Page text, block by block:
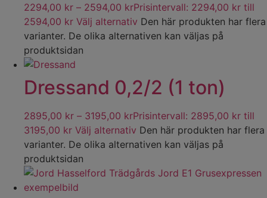
2294,00 kr – 2594,00 krPrisintervall: 2294,00 kr till
2594,00 kr Välj alternativ Den här produkten har flera
varianter. De olika alternativen kan väljas på
produktsidan
Dressand 0,2/2 (1 ton)
2895,00 kr – 3195,00 krPrisintervall: 2895,00 kr till
3195,00 kr Välj alternativ Den här produkten har flera
varianter. De olika alternativen kan väljas på
produktsidan